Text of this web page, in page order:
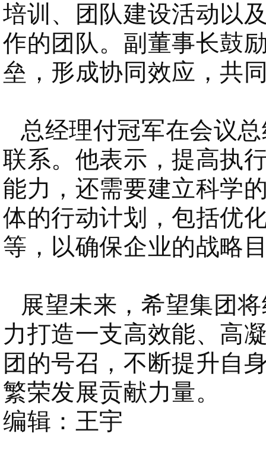
培训、团队建设活动以
作的团队。副董事长鼓
垒，形成协同效应，共
总经理付冠军在会议
联系。他表示，提高执
能力，还需要建立科学
体的行动计划，包括优
等，以确保企业的战略
展望未来，希望集团
力打造一支高效能、高
团的号召，不断提升自
繁荣发展贡献力量。
编辑：王宇